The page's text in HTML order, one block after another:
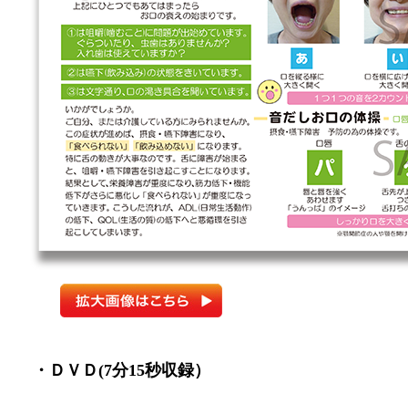
・ＤＶＤ(7分15秒収録）